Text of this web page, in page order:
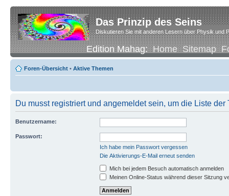
Das Prinzip des Seins
Diskutieren Sie mit anderen Lesern über Physik und
Edition Mahag:Home Sitemap
Foren-Übersicht • Aktive Themen
Du musst registriert und angemeldet sein, um die Liste
Benutzername:
Passwort:
Ich habe mein Passwort vergessen
Die Aktivierungs-E-Mail erneut senden
Mich bei jedem Besuch automatisch anmelden
Meinen Online-Status während dieser Sitzung